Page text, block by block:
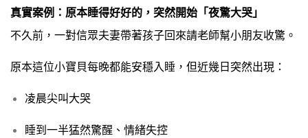
真實案例：原本睡得好好的，突然開始「夜驚大哭」
不久前，一對信眾夫妻帶著孩子回來請老師幫小朋友收驚。
原本這位小寶貝每晚都能安穩入睡，但近幾日突然出現：
凌晨尖叫大哭
睡到一半猛然驚醒、情緒失控